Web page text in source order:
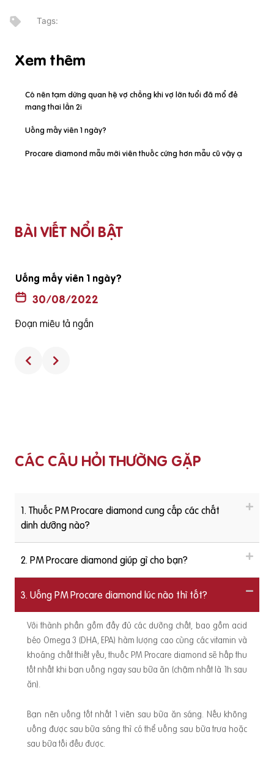
Xem thêm
Có nên tạm dừng quan hệ vợ chồng khi vợ lớn tuổi đã mổ đẻ
mang thai lần 2i
Uống mấy viên 1 ngày?
Procare diamond mẫu mới viên thuốc cứng hơn mẫu cũ vậy ạ
BÀI VIẾT NỔI BẬT
Uống mấy viên 1 ngày?
30/08/2022
Đoạn miêu tả ngắn
CÁC CÂU HỎI THƯỜNG GẶP
1. Thuốc PM Procare diamond cung cấp các chất
dinh dưỡng nào?
2. PM Procare diamond giúp gì cho bạn?
3. Uống PM Procare diamond lúc nào thì tốt?
Với thành phần gồm đầy đủ các dưỡng chất, bao gồm acid
béo Omega 3 (DHA, EPA) hàm lượng cao cùng các vitamin và
khoáng chất thiết yếu, thuốc PM Procare diamond sẽ hấp thu
tốt nhất khi bạn uống ngay sau bữa ăn (chậm nhất là 1h sau
ăn).
Bạn nên uống tốt nhất 1 viên sau bữa ăn sáng. Nếu không
uống được sau bữa sáng thì có thể uống sau bữa trưa hoặc
sau bữa tối đều được.